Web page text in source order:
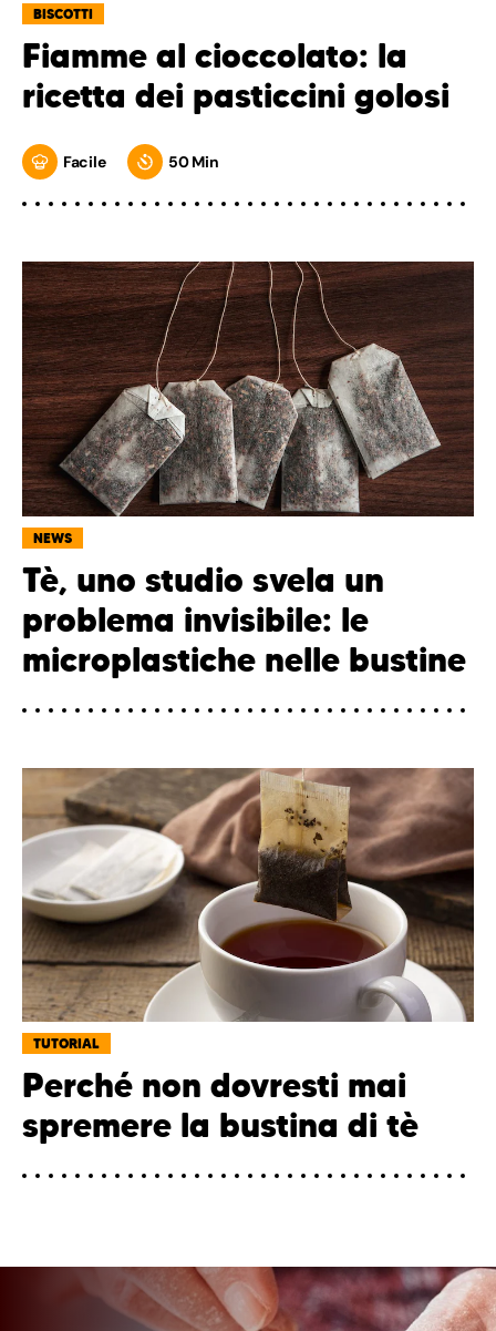
BISCOTTI
Fiamme al cioccolato: la
ricetta dei pasticcini golosi
Facile 50 Min
NEWS
Tè, uno studio svela un
problema invisibile: le
microplastiche nelle bustine
TUTORIAL
Perché non dovresti mai
spremere la bustina di tè